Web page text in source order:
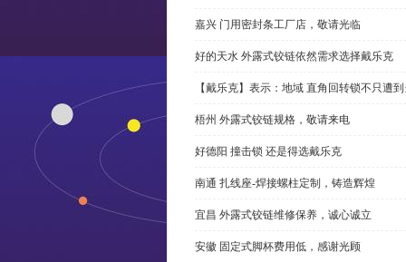
嘉兴 门用密封条工厂店，敬请光临
好的天水 外露式铰链依然需求选择戴乐克
【戴乐克】表示：地域 直角回转锁不只遭
梧州 外露式铰链规格，敬请来电
好德阳 撞击锁 还是得选戴乐克
南通 扎线座-焊接螺柱定制，铸造辉煌
宜昌 外露式铰链维修保养，诚心诚立
安徽 固定式脚杯费用低，感谢光顾